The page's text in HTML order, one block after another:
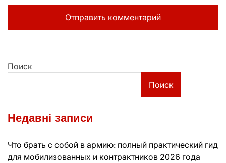
Поиск
Поиск
Недавні записи
Что брать с собой в армию: полный практический гид
для мобилизованных и контрактников 2026 года